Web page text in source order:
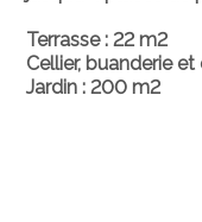
Terrasse : 22 m2
Cellier, buanderie
Jardin : 200 m2